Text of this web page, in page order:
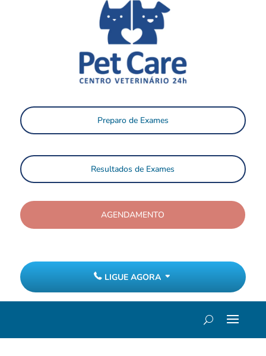
Preparo de Exames
Resultados de Exames
AGENDAMENTO
LIGUE AGORA